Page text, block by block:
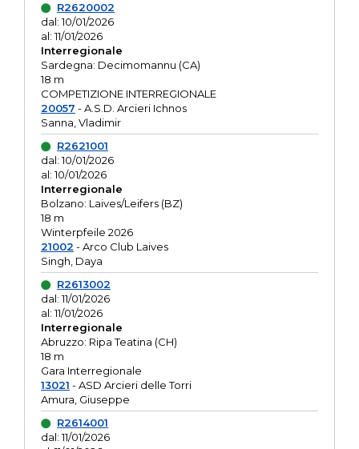
R2620002
dal: 10/01/2026
al: 11/01/2026
Interregionale
Sardegna: Decimomannu (CA)
18 m
COMPETIZIONE INTERREGIONALE
20057 - A.S.D. Arcieri Ichnos
Sanna, Vladimir
R2621001
dal: 10/01/2026
al: 10/01/2026
Interregionale
Bolzano: Laives/Leifers (BZ)
18 m
Winterpfeile 2026
21002 - Arco Club Laives
Singh, Daya
R2613002
dal: 11/01/2026
al: 11/01/2026
Interregionale
Abruzzo: Ripa Teatina (CH)
18 m
Gara Interregionale
13021 - ASD Arcieri delle Torri
Amura, Giuseppe
R2614001
dal: 11/01/2026